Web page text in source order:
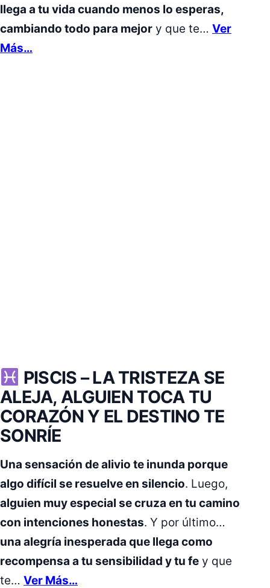
llega a tu vida cuando menos lo esperas,
cambiando todo para mejor y que te… Ver
Más…
PISCIS –LA TRISTEZA SE
ALEJA, ALGUIEN TOCA TU
CORAZÓN Y EL DESTINO TE
SONRÍE
Una sensación de alivio te inunda porque
algo difícil se resuelve en silencio. Luego,
alguien muy especial se cruza en tu camino
con intenciones honestas. Y por último…
una alegría inesperada que llega como
recompensa a tu sensibilidad y tu fe y que
te… Ver Más…